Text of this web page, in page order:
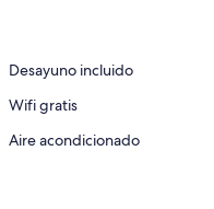
Desayuno incluido
Wifi gratis
Aire acondicionado